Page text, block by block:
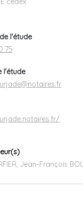
l'étude
75
l'étude
Jean-François